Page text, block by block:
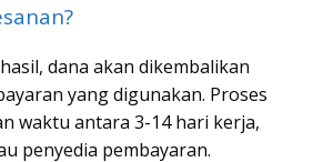
dana akan dikembalikan
yang digunakan. Proses
waktu antara 3-14 hari kerja,
penyedia pembayaran.